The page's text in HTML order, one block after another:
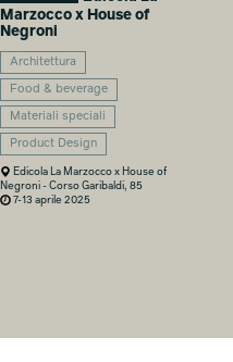
Marzocco x House of
Negroni
Architettura
Food & beverage
Materiali speciali
Product Design
Edicola La Marzocco x House of
Negroni - Corso Garibaldi, 85
7-13 aprile 2025